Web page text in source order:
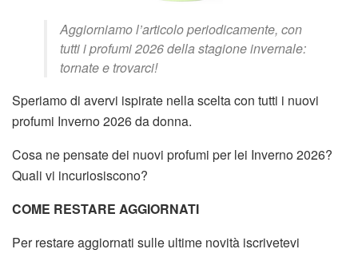
Aggiorniamo l’articolo periodicamente, con
tutti i profumi 2026 della stagione invernale:
tornate e trovarci!
Speriamo di avervi ispirate nella scelta con tutti i nuovi
profumi Inverno 2026 da donna.
Cosa ne pensate dei nuovi profumi per lei Inverno 2026?
Quali vi incuriosiscono?
COME RESTARE AGGIORNATI
Per restare aggiornati sulle ultime novità iscrivetevi